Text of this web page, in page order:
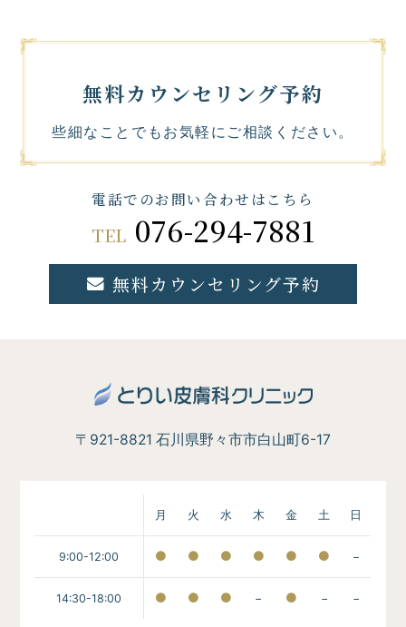
無料カウンセリング予約
些細なことでもお気軽にご相談ください。
電話でのお問い合わせはこちら
TEL 076-294-7881
無料カウンセリング予約
〒921-8821 石川県野々市市白山町6-17
月 火 水 木 金 土 日
9:00-12:00 −
14:30-18:00 − − −